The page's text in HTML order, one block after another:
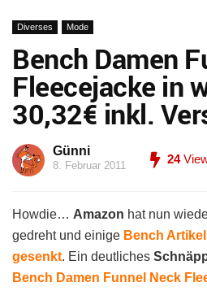
Diverses Mode
Bench Damen
Fleecejacke in
30,32€ inkl.
Günni
8. Februar 2011 24
Howdie… Amazon hat nun
gedreht und einige Bench
gesenkt. Ein deutliches
Bench Damen Funnel Neck